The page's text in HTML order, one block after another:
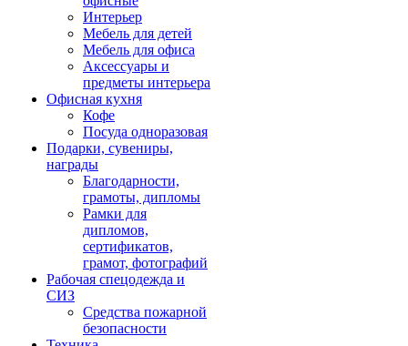
Интерьер
Мебель для детей
Мебель для офиса
Аксессуары и
предметы интерьера
Офисная кухня
Кофе
Посуда одноразовая
Подарки, сувениры,
награды
Благодарности,
грамоты, дипломы
Рамки для
дипломов,
сертификатов,
грамот, фотографий
Рабочая спецодежда и
СИЗ
Средства пожарной
безопасности